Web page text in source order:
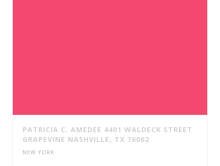
PATRICIA C. AMEDEE 4401 WALDECK STREET
GRAPEVINE NASHVILLE, TX 76062
NEW YORK